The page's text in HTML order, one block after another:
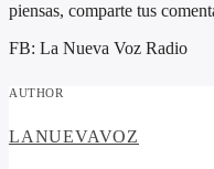
piensas, comparte tus
FB: La Nueva Voz Radio
AUTHOR
LANUEVAVOZ